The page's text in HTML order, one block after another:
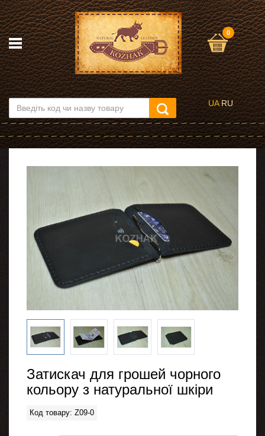
0
UA RU
Затискач для грошей чорного
кольору з натуральної шкіри
Код товару: Z09-0